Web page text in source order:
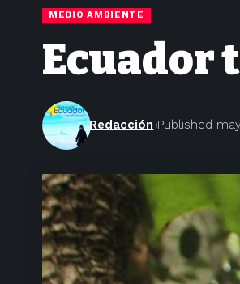
MEDIO AMBIENTE
Ecuador
Redacción Published